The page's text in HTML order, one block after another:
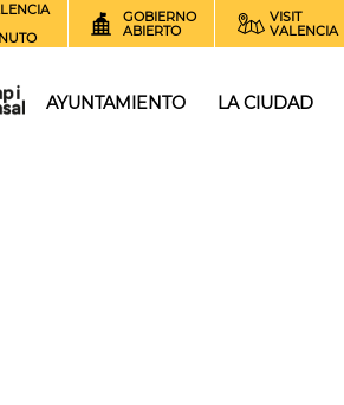
GOBIERNO
ABIERTO
VISIT
VALENCIA
AYUNTAMIENTO LA CIUDAD